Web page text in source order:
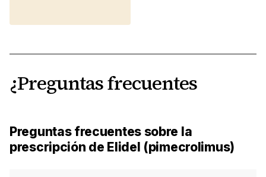
¿Preguntas frecuentes
Preguntas frecuentes sobre la
prescripción de Elidel (pimecrolimus)